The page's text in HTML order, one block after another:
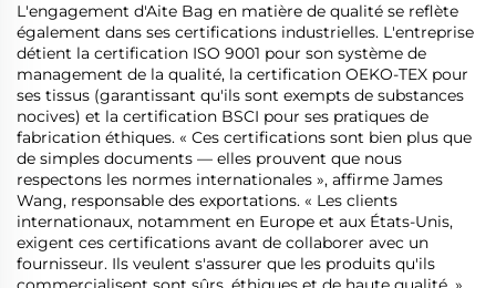
L'engagement d'Aite Bag en matière de qualité se reflète
également dans ses certifications industrielles. L'entreprise
détient la certification ISO 9001 pour son système de
management de la qualité, la certification OEKO-TEX pour
ses tissus (garantissant qu'ils sont exempts de substances
nocives) et la certification BSCI pour ses pratiques de
fabrication éthiques. « Ces certifications sont bien plus que
de simples documents — elles prouvent que nous
respectons les normes internationales », affirme James
Wang, responsable des exportations. « Les clients
internationaux, notamment en Europe et aux États-Unis,
exigent ces certifications avant de collaborer avec un
fournisseur. Ils veulent s'assurer que les produits qu'ils